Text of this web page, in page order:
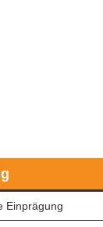
Einprägung